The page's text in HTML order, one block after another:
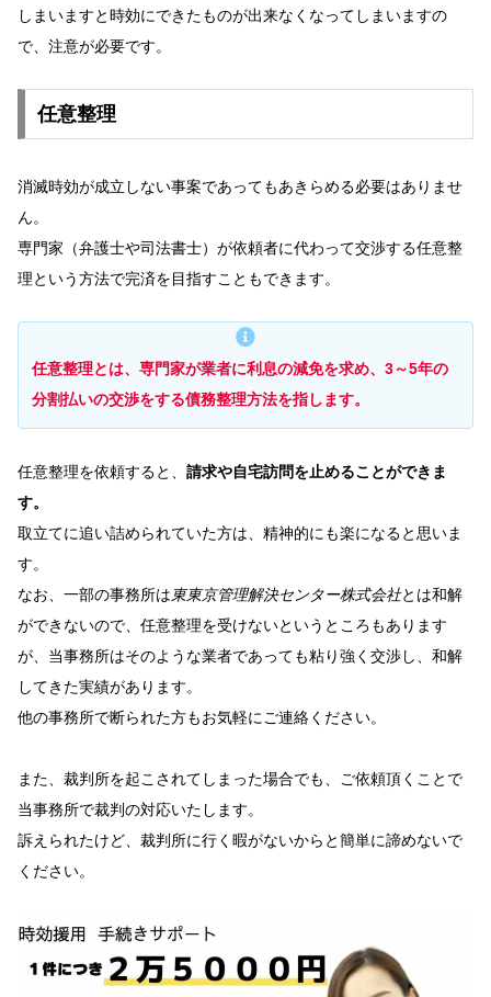
しまいますと時効にできたものが出来なくなってしまいますの
で、注意が必要です。
任意整理
消滅時効が成立しない事案であってもあきらめる必要はありませ
ん。
専門家（弁護士や司法書士）が依頼者に代わって交渉する任意整
理という方法で完済を目指すこともできます。
任意整理とは、専門家が業者に利息の減免を求め、3～5年の
分割払いの交渉をする債務整理方法を指します。
任意整理を依頼すると、 請求や自宅訪問を止めることができま
す。
取立てに追い詰められていた方は、精神的にも楽になると思いま
す。
なお、一部の事務所は東東京管理解決センター株式会社とは和解
ができないので、任意整理を受けないというところもあります
が、当事務所はそのような業者であっても粘り強く交渉し、和解
してきた実績があります。
他の事務所で断られた方もお気軽にご連絡ください。
また、裁判所を起こされてしまった場合でも、ご依頼頂くことで
当事務所で裁判の対応いたします。
訴えられたけど、裁判所に行く暇がないからと簡単に諦めないで
ください。